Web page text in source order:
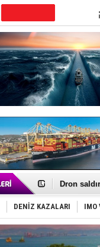
Gemi
Dron
'REGAL 1'
Gemide 5
Yakıt
Rus
DENİZ KAZALARI IMO